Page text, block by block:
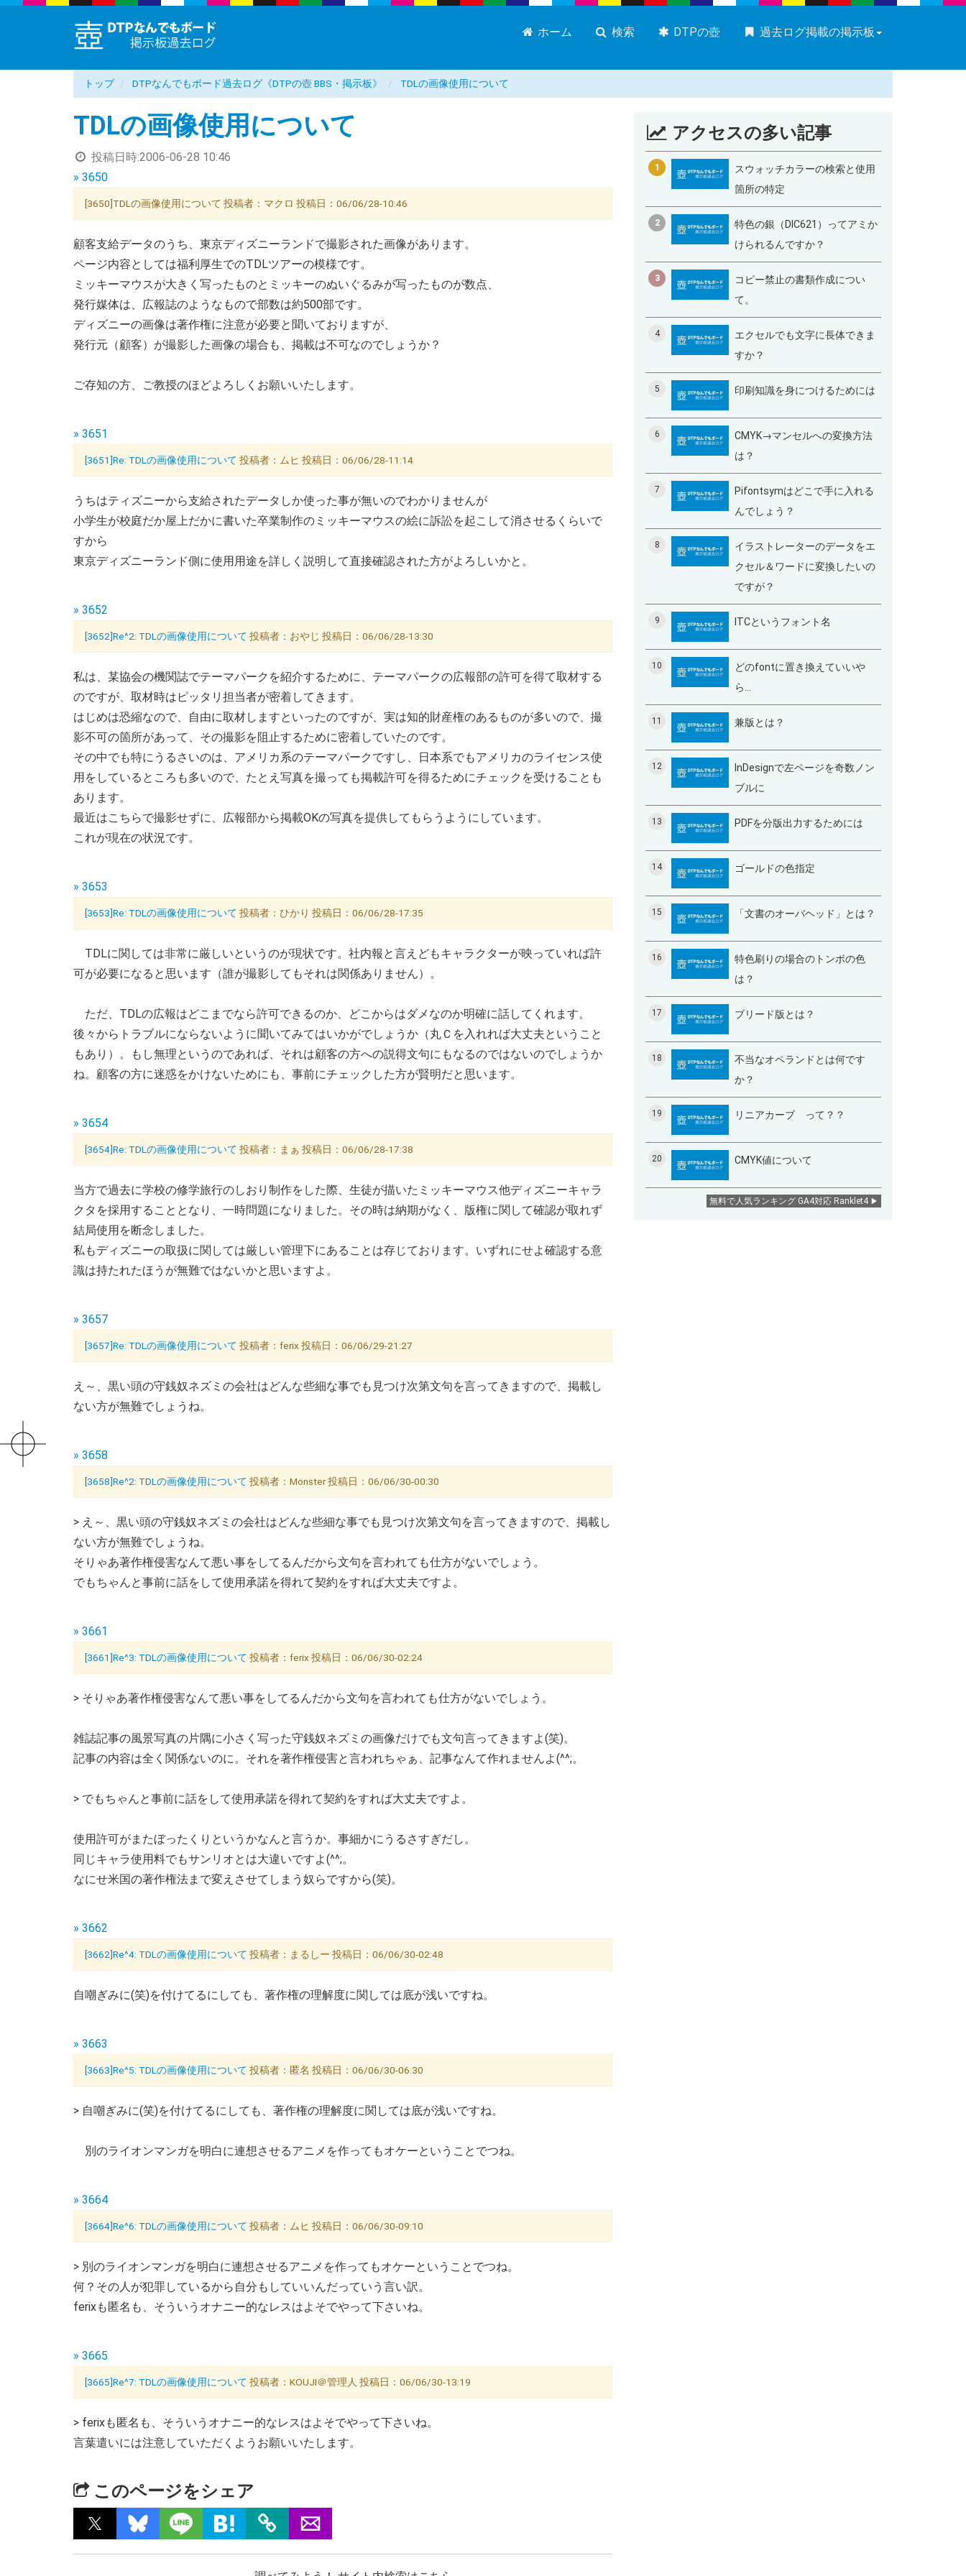
ホーム 検索 DTPの壺 過去ログ掲載の掲示板
トップ DTPなんでもボード過去ログ《DTPの壺 BBS・掲示板》 TDLの画像使用について
TDLの画像使用について
投稿日時:2006-06-28 10:46
» 3650
[3650]TDLの画像使用について 投稿者：マクロ 投稿日：06/06/28-10:46
顧客支給データのうち、東京ディズニーランドで撮影された画像があります。
ページ内容としては福利厚生でのTDLツアーの模様です。
ミッキーマウスが大きく写ったものとミッキーのぬいぐるみが写ったものが数点、
発行媒体は、広報誌のようなもので部数は約500部です。
ディズニーの画像は著作権に注意が必要と聞いておりますが、
発行元（顧客）が撮影した画像の場合も、掲載は不可なのでしょうか？
ご存知の方、ご教授のほどよろしくお願いいたします。
» 3651
[3651]Re: TDLの画像使用について 投稿者：ムヒ 投稿日：06/06/28-11:14
うちはティズニーから支給されたデータしか使った事が無いのでわかりませんが
小学生が校庭だか屋上だかに書いた卒業制作のミッキーマウスの絵に訴訟を起こして消させるくらいで
すから
東京ディズニーランド側に使用用途を詳しく説明して直接確認された方がよろしいかと。
» 3652
[3652]Re^2: TDLの画像使用について 投稿者：おやじ 投稿日：06/06/28-13:30
私は、某協会の機関誌でテーマパークを紹介するために、テーマパークの広報部の許可を得て取材する
のですが、取材時はピッタリ担当者が密着してきます。
はじめは恐縮なので、自由に取材しますといったのですが、実は知的財産権のあるものが多いので、撮
影不可の箇所があって、その撮影を阻止するために密着していたのです。
その中でも特にうるさいのは、アメリカ系のテーマパークですし、日本系でもアメリカのライセンス使
用をしているところも多いので、たとえ写真を撮っても掲載許可を得るためにチェックを受けることも
あります。
最近はこちらで撮影せずに、広報部から掲載OKの写真を提供してもらうようにしています。
これが現在の状況です。
» 3653
[3653]Re: TDLの画像使用について 投稿者：ひかり 投稿日：06/06/28-17:35
TDLに関しては非常に厳しいというのが現状です。社内報と言えどもキャラクターが映っていれば許
可が必要になると思います（誰が撮影してもそれは関係ありません）。
ただ、TDLの広報はどこまでなら許可できるのか、どこからはダメなのか明確に話してくれます。
後々からトラブルにならないように聞いてみてはいかがでしょうか（丸Ｃを入れれば大丈夫ということ
もあり）。もし無理というのであれば、それは顧客の方への説得文句にもなるのではないのでしょうか
ね。顧客の方に迷惑をかけないためにも、事前にチェックした方が賢明だと思います。
» 3654
[3654]Re: TDLの画像使用について 投稿者：まぁ 投稿日：06/06/28-17:38
当方で過去に学校の修学旅行のしおり制作をした際、生徒が描いたミッキーマウス他ディズニーキャラ
クタを採用することとなり、一時問題になりました。その時は納期がなく、版権に関して確認が取れず
結局使用を断念しました。
私もディズニーの取扱に関しては厳しい管理下にあることは存じております。いずれにせよ確認する意
識は持たれたほうが無難ではないかと思いますよ。
» 3657
[3657]Re: TDLの画像使用について 投稿者：ferix 投稿日：06/06/29-21:27
え～、黒い頭の守銭奴ネズミの会社はどんな些細な事でも見つけ次第文句を言ってきますので、掲載し
ない方が無難でしょうね。
» 3658
[3658]Re^2: TDLの画像使用について 投稿者：Monster 投稿日：06/06/30-00:30
> え～、黒い頭の守銭奴ネズミの会社はどんな些細な事でも見つけ次第文句を言ってきますので、掲載し
ない方が無難でしょうね。
そりゃあ著作権侵害なんて悪い事をしてるんだから文句を言われても仕方がないでしょう。
でもちゃんと事前に話をして使用承諾を得れて契約をすれば大丈夫ですよ。
» 3661
[3661]Re^3: TDLの画像使用について 投稿者：ferix 投稿日：06/06/30-02:24
> そりゃあ著作権侵害なんて悪い事をしてるんだから文句を言われても仕方がないでしょう。
雑誌記事の風景写真の片隅に小さく写った守銭奴ネズミの画像だけでも文句言ってきますよ(笑)。
記事の内容は全く関係ないのに。それを著作権侵害と言われちゃぁ、記事なんて作れませんよ(^^;。
> でもちゃんと事前に話をして使用承諾を得れて契約をすれば大丈夫ですよ。
使用許可がまたぼったくりというかなんと言うか。事細かにうるさすぎだし。
同じキャラ使用料でもサンリオとは大違いですよ(^^;。
なにせ米国の著作権法まで変えさせてしまう奴らですから(笑)。
» 3662
[3662]Re^4: TDLの画像使用について 投稿者：まるしー 投稿日：06/06/30-02:48
自嘲ぎみに(笑)を付けてるにしても、著作権の理解度に関しては底が浅いですね。
» 3663
[3663]Re^5: TDLの画像使用について 投稿者：匿名 投稿日：06/06/30-06:30
> 自嘲ぎみに(笑)を付けてるにしても、著作権の理解度に関しては底が浅いですね。
別のライオンマンガを明白に連想させるアニメを作ってもオケーということでつね。
» 3664
[3664]Re^6: TDLの画像使用について 投稿者：ムヒ 投稿日：06/06/30-09:10
> 別のライオンマンガを明白に連想させるアニメを作ってもオケーということでつね。
何？その人が犯罪しているから自分もしていいんだっていう言い訳。
ferixも匿名も、そういうオナニー的なレスはよそでやって下さいね。
» 3665
[3665]Re^7: TDLの画像使用について 投稿者：KOUJI＠管理人 投稿日：06/06/30-13:19
> ferixも匿名も、そういうオナニー的なレスはよそでやって下さいね。
言葉遣いには注意していただくようお願いいたします。
このページをシェア
アクセスの多い記事
1
スウォッチカラーの検索と使用
箇所の特定
2
特色の銀（DIC621）ってアミか
けられるんですか？
3
コピー禁止の書類作成につい
て。
4
エクセルでも文字に長体できま
すか？
5 印刷知識を身につけるためには
6
CMYK→マンセルへの変換方法
は？
7
Pifontsymはどこで手に入れる
んでしょう？
8
イラストレーターのデータをエ
クセル＆ワードに変換したいの
ですが？
9 ITCというフォント名
10
どのfontに置き換えていいや
ら…
11 兼版とは？
12
InDesignで左ページを奇数ノン
ブルに
13 PDFを分版出力するためには
14 ゴールドの色指定
15 「文書のオーバヘッド」とは？
16
特色刷りの場合のトンボの色
は？
17 ブリード版とは？
18
不当なオペランドとは何です
か？
19 リニアカーブ って？？
20 CMYK値について
無料で人気ランキング GA4対応 Ranklet4